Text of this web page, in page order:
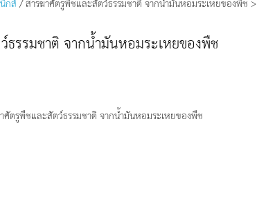
ธรรมชาติ จากน้ำมันหอมระเหยของพืช